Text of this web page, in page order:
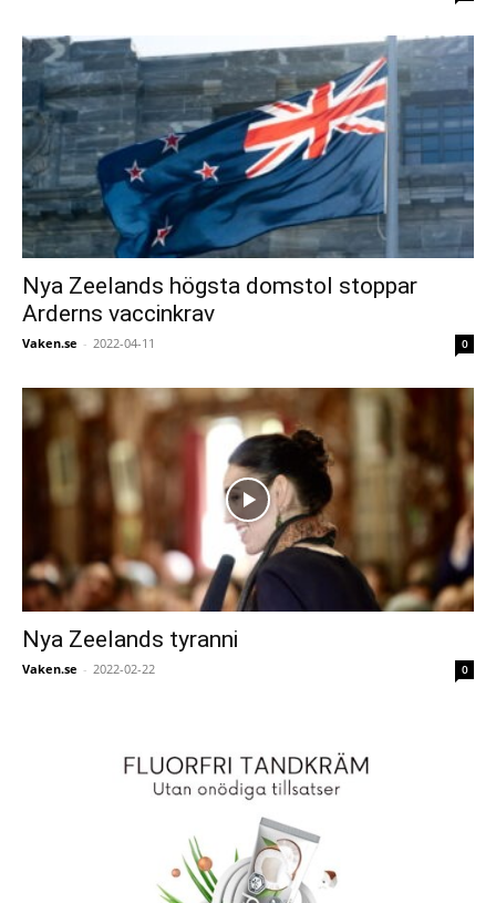
Nya Zeelands högsta domstol stoppar
Arderns vaccinkrav
Vaken.se - 2022-04-11 0
Nya Zeelands tyranni
Vaken.se - 2022-02-22 0